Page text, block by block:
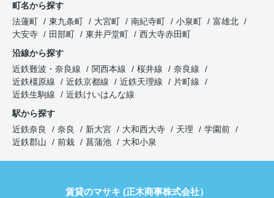
町名から探す
法蓮町
東九条町 大宮町 南紀寺町 小泉町
富雄北
大安寺
田部町 東井戸堂町
西大寺赤田町
沿線から探す
近鉄難波・奈良線
関西本線 桜井線
奈良線
近鉄橿原線
近鉄京都線 近鉄天理線
片町線
近鉄生駒線
近鉄けいはんな線
駅から探す
近鉄奈良
奈良 新大宮 大和西大寺 天理
学園前
近鉄郡山
前栽 菖蒲池 大和小泉
賃貸のマサキ (正木商事株式会社）